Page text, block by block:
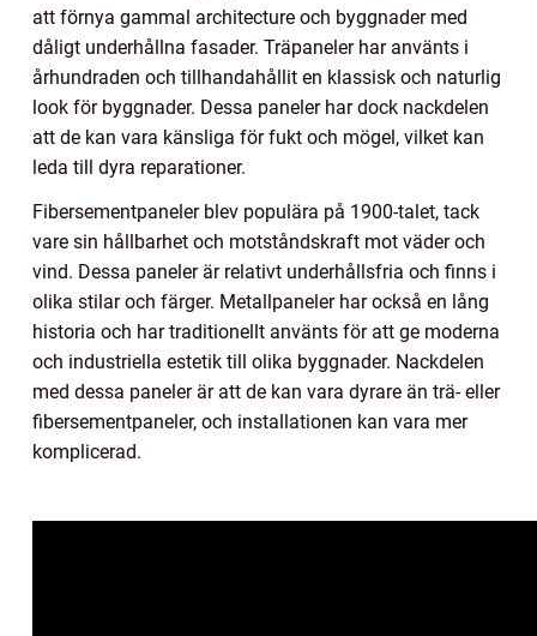
att förnya gammal architecture och byggnader med
dåligt underhållna fasader. Träpaneler har använts i
århundraden och tillhandahållit en klassisk och naturlig
look för byggnader. Dessa paneler har dock nackdelen
att de kan vara känsliga för fukt och mögel, vilket kan
leda till dyra reparationer.
Fibersementpaneler blev populära på 1900-talet, tack
vare sin hållbarhet och motståndskraft mot väder och
vind. Dessa paneler är relativt underhållsfria och finns i
olika stilar och färger. Metallpaneler har också en lång
historia och har traditionellt använts för att ge moderna
och industriella estetik till olika byggnader. Nackdelen
med dessa paneler är att de kan vara dyrare än trä- eller
fibersementpaneler, och installationen kan vara mer
komplicerad.